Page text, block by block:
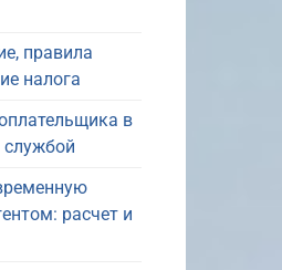
правила
налога
в
службой
расчет и